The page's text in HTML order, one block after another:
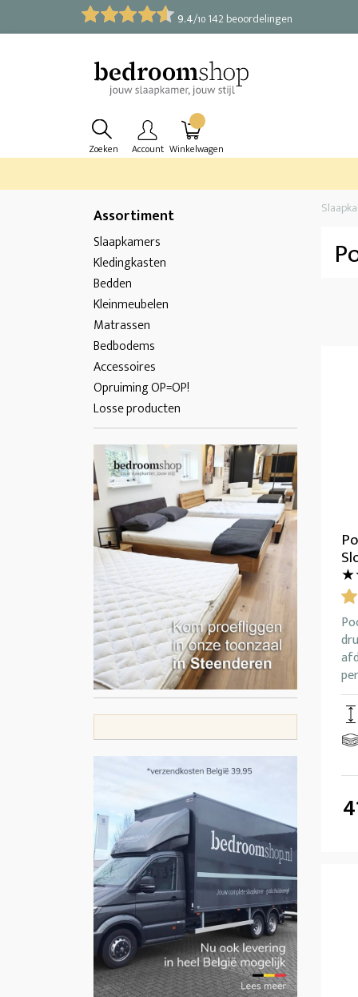
9.4/10 142 beoordelingen
Zoeken Account Winkelwagen
Assortiment
Slaapkamers
Kledingkasten
Bedden
Kleinmeubelen
Matrassen
Bedbodems
Accessoires
Opruiming OP=OP!
Losse producten